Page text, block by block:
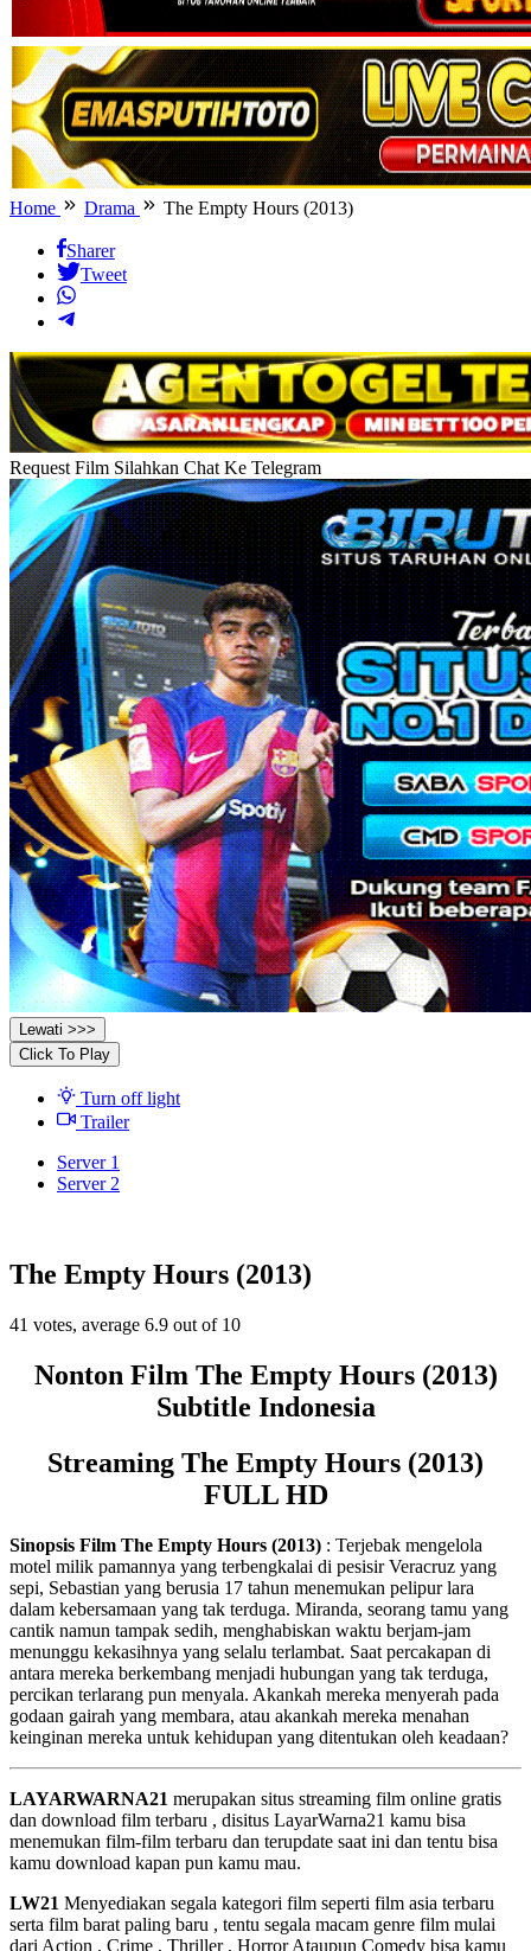
Home Drama The Empty Hours (2013)
Sharer
Tweet
Request Film Silahkan Chat Ke Telegram
Lewati >>>
Click To Play
Turn off light
Trailer
Server 1
Server 2
The Empty Hours (2013)
41 votes, average 6.9 out of 10
Nonton Film The Empty Hours (2013)
Subtitle Indonesia
Streaming The Empty Hours (2013)
FULL HD
Sinopsis Film The Empty Hours (2013) : Terjebak mengelola
motel milik pamannya yang terbengkalai di pesisir Veracruz yang
sepi, Sebastian yang berusia 17 tahun menemukan pelipur lara
dalam kebersamaan yang tak terduga. Miranda, seorang tamu yang
cantik namun tampak sedih, menghabiskan waktu berjam-jam
menunggu kekasihnya yang selalu terlambat. Saat percakapan di
antara mereka berkembang menjadi hubungan yang tak terduga,
percikan terlarang pun menyala. Akankah mereka menyerah pada
godaan gairah yang membara, atau akankah mereka menahan
keinginan mereka untuk kehidupan yang ditentukan oleh keadaan?
LAYARWARNA21 merupakan situs streaming film online gratis
dan download film terbaru , disitus LayarWarna21 kamu bisa
menemukan film-film terbaru dan terupdate saat ini dan tentu bisa
kamu download kapan pun kamu mau.
LW21 Menyediakan segala kategori film seperti film asia terbaru
serta film barat paling baru , tentu segala macam genre film mulai
dari Action , Crime , Thriller , Horror Ataupun Comedy bisa kamu